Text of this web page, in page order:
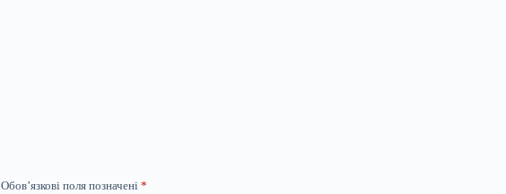
Обов’язкові поля позначені *